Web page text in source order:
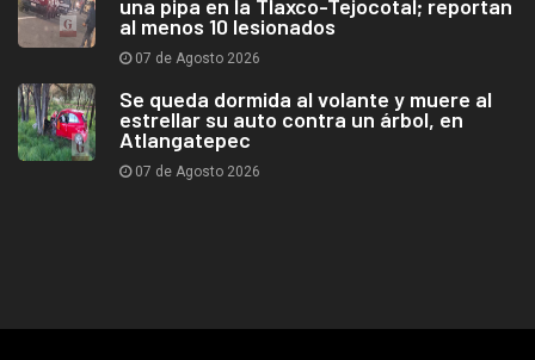
una pipa en la Tlaxco-Tejocotal; reportan
al menos 10 lesionados
07 de Agosto 2026
Se queda dormida al volante y muere al
estrellar su auto contra un árbol, en
Atlangatepec
07 de Agosto 2026